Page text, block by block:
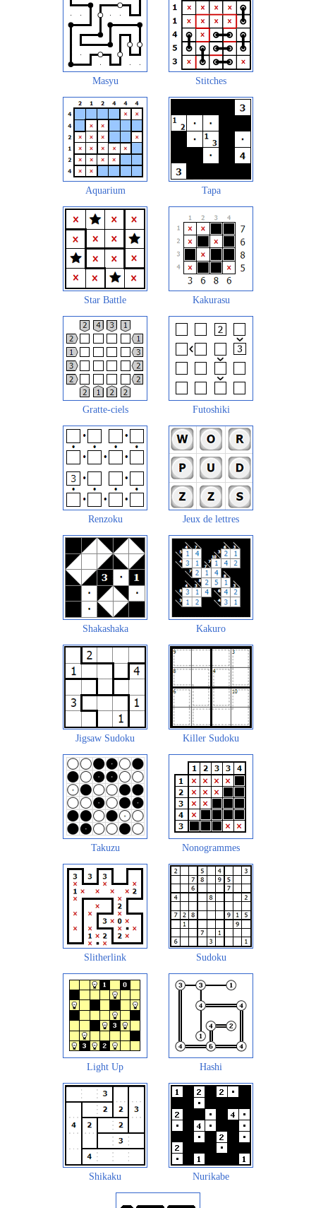
Masyu Stitches
Aquarium Tapa
Star Battle Kakurasu
Gratte-ciels Futoshiki
Renzoku Jeux de lettres
Shakashaka Kakuro
Jigsaw Sudoku Killer Sudoku
Takuzu Nonogrammes
Slitherlink Sudoku
Light Up Hashi
Shikaku Nurikabe